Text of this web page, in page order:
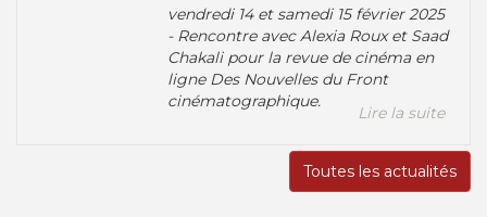
vendredi 14 et samedi 15 février 2025
- Rencontre avec Alexia Roux et Saad
Chakali pour la revue de cinéma en
ligne Des Nouvelles du Front
cinématographique.
Lire la suite
Toutes les actualités